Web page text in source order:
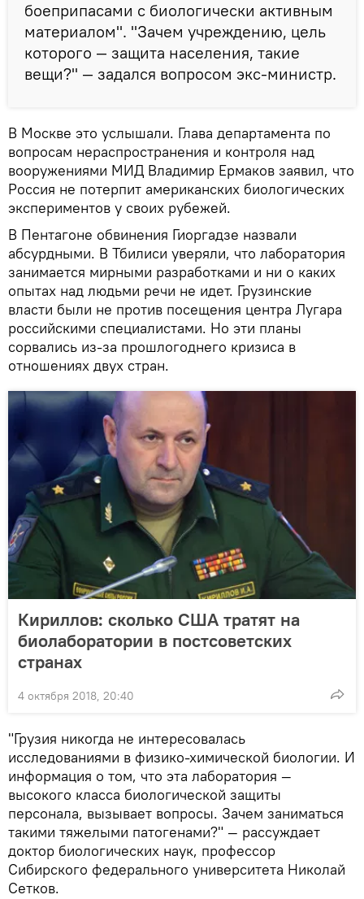
боеприпасами с биологически активным
материалом". "Зачем учреждению, цель
которого — защита населения, такие
вещи?" — задался вопросом экс-министр.
В Москве это услышали. Глава департамента по
вопросам нераспространения и контроля над
вооружениями МИД Владимир Ермаков заявил, что
Россия не потерпит американских биологических
экспериментов у своих рубежей.
В Пентагоне обвинения Гиоргадзе назвали
абсурдными. В Тбилиси уверяли, что лаборатория
занимается мирными разработками и ни о каких
опытах над людьми речи не идет. Грузинские
власти были не против посещения центра Лугара
российскими специалистами. Но эти планы
сорвались из-за прошлогоднего кризиса в
отношениях двух стран.
Кириллов: сколько США тратят на
биолаборатории в постсоветских
странах
4 октября 2018, 20:40
"Грузия никогда не интересовалась
исследованиями в физико-химической биологии. И
информация о том, что эта лаборатория —
высокого класса биологической защиты
персонала, вызывает вопросы. Зачем заниматься
такими тяжелыми патогенами?" — рассуждает
доктор биологических наук, профессор
Сибирского федерального университета Николай
Сетков.